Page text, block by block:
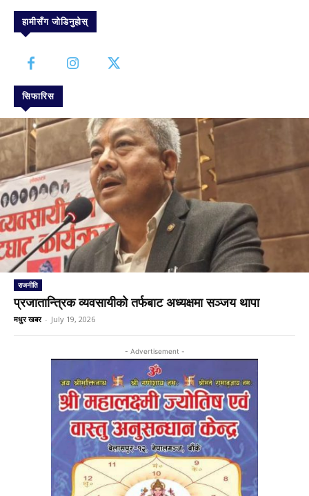
हामीसँग जोडिनुहोस्
सिफारिस
राजनीति
प्रजातान्त्रिक व्यवसायीको तर्फबाट अध्यक्षमा सञ्जय थापा
मधुर खबर - July 19, 2026
- Advertisement -